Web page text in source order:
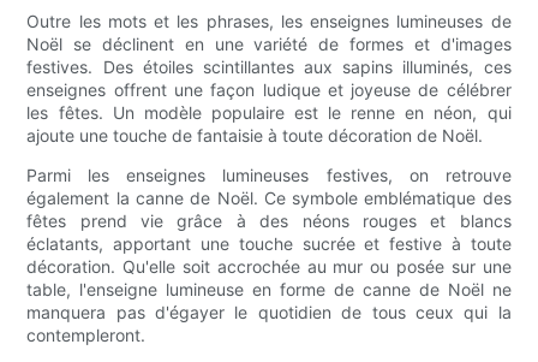
Outre les mots et les phrases, les enseignes lumineuses de
Noël se déclinent en une variété de formes et d'images
festives. Des étoiles scintillantes aux sapins illuminés, ces
enseignes offrent une façon ludique et joyeuse de célébrer
les fêtes. Un modèle populaire est le renne en néon, qui
ajoute une touche de fantaisie à toute décoration de Noël.
Parmi les enseignes lumineuses festives, on retrouve
également la canne de Noël. Ce symbole emblématique des
fêtes prend vie grâce à des néons rouges et blancs
éclatants, apportant une touche sucrée et festive à toute
décoration. Qu'elle soit accrochée au mur ou posée sur une
table, l'enseigne lumineuse en forme de canne de Noël ne
manquera pas d'égayer le quotidien de tous ceux qui la
contempleront.